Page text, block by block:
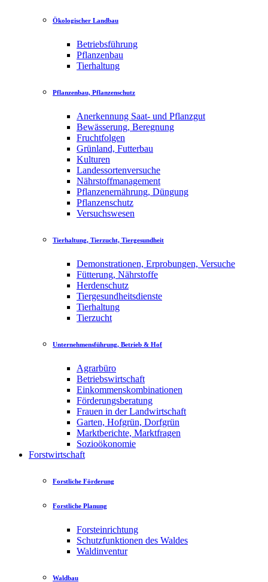
Ökologischer Landbau
Betriebsführung
Pflanzenbau
Tierhaltung
Pflanzenbau, Pflanzenschutz
Anerkennung Saat- und Pflanzgut
Bewässerung, Beregnung
Fruchtfolgen
Grünland, Futterbau
Kulturen
Landessortenversuche
Nährstoffmanagement
Pflanzenernährung, Düngung
Pflanzenschutz
Versuchswesen
Tierhaltung, Tierzucht, Tiergesundheit
Demonstrationen, Erprobungen, Versuche
Fütterung, Nährstoffe
Herdenschutz
Tiergesundheitsdienste
Tierhaltung
Tierzucht
Unternehmensführung, Betrieb & Hof
Agrarbüro
Betriebswirtschaft
Einkommenskombinationen
Förderungsberatung
Frauen in der Landwirtschaft
Garten, Hofgrün, Dorfgrün
Marktberichte, Marktfragen
Sozioökonomie
Forstwirtschaft
Forstliche Förderung
Forstliche Planung
Forsteinrichtung
Schutzfunktionen des Waldes
Waldinventur
Waldbau